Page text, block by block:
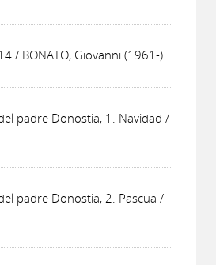
/ BONATO, Giovanni (1961-)
padre Donostia, 1. Navidad /
padre Donostia, 2. Pascua /